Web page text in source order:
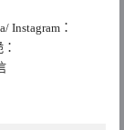
Instagram：